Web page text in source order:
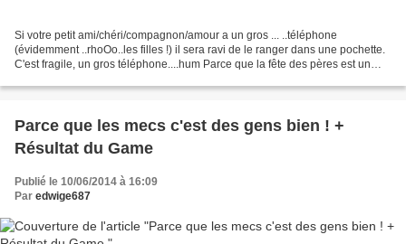
Si votre petit ami/chéri/compagnon/amour a un gros ... ..téléphone
(évidemment ..rhoOo..les filles !) il sera ravi de le ranger dans une pochette.
C'est fragile, un gros téléphone....hum Parce que la fête des pères est un
Parce que les mecs c'est des gens bien ! +
Résultat du Game
Publié le 10/06/2014 à 16:09
Par edwige687